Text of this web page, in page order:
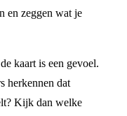
en zeggen wat je
kaart is een gevoel.
herkennen dat
Kijk dan welke